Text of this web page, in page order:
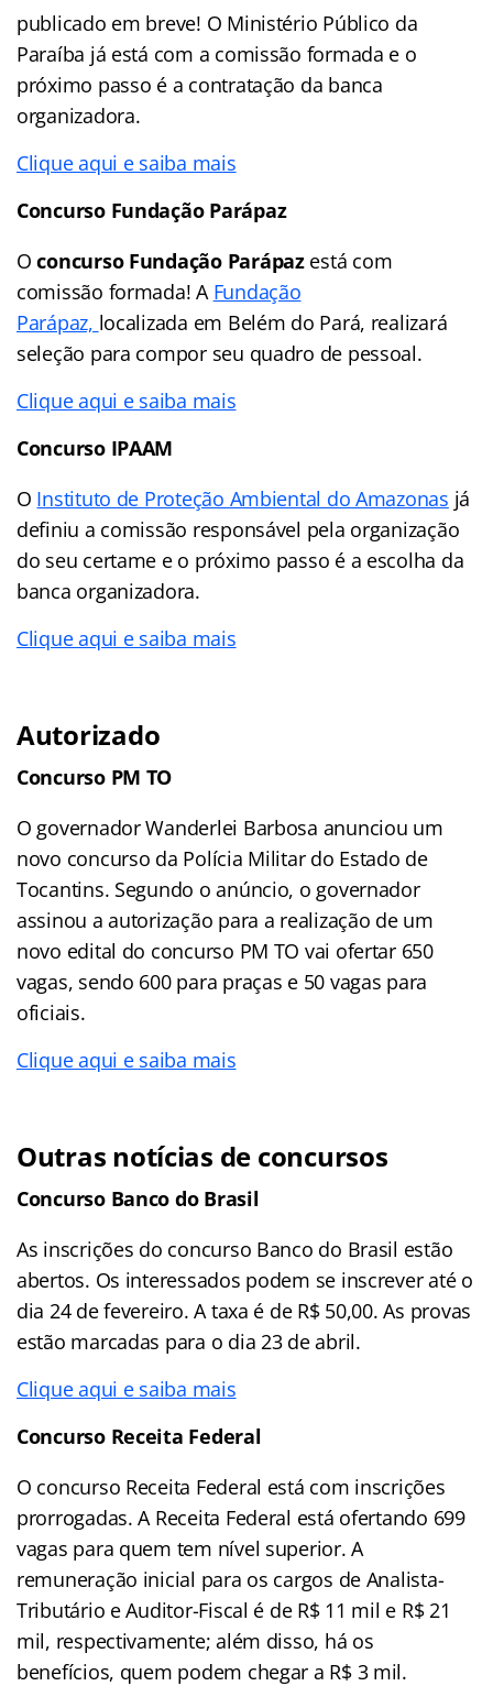
publicado em breve! O Ministério Público da
Paraíba já está com a comissão formada e o
próximo passo é a contratação da banca
organizadora.
Clique aqui e saiba mais
Concurso Fundação Parápaz
O concurso Fundação Parápazestá com
comissão formada! A Fundação
Parápaz, localizada em Belém do Pará, realizará
seleção para compor seu quadro de pessoal.
Clique aqui e saiba mais
Concurso IPAAM
O Instituto de Proteção Ambiental do Amazonas já
definiu a comissão responsável pela organização
do seu certame e o próximo passo é a escolha da
banca organizadora.
Clique aqui e saiba mais
Autorizado
Concurso PM TO
O governador Wanderlei Barbosa anunciou um
novo concurso da Polícia Militar do Estado de
Tocantins. Segundo o anúncio, o governador
assinou a autorização para a realização de um
novo edital do concurso PM TO vai ofertar 650
vagas, sendo 600 para praças e 50 vagas para
oficiais.
Clique aqui e saiba mais
Outras notícias de concursos
Concurso Banco do Brasil
As inscrições do concurso Banco do Brasil estão
abertos. Os interessados podem se inscrever até o
dia 24 de fevereiro. A taxa é de R$ 50,00. As provas
estão marcadas para o dia 23 de abril.
Clique aqui e saiba mais
Concurso Receita Federal
O concurso Receita Federal está com inscrições
prorrogadas. A Receita Federal está ofertando 699
vagas para quem tem nível superior. A
remuneração inicial para os cargos de Analista-
Tributário e Auditor-Fiscal é de R$ 11 mil e R$ 21
mil, respectivamente; além disso, há os
benefícios, quem podem chegar a R$ 3 mil.